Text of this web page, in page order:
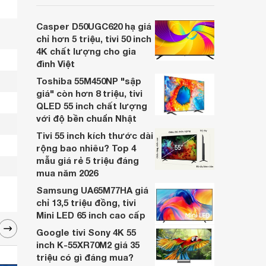
nhiều cửa hàng điện máy giảm giá sâu.
Casper D50UGC620 hạ giá
chỉ hơn 5 triệu, tivi 50 inch
4K chất lượng cho gia
đình Việt
Toshiba 55M450NP "sập
giá" còn hơn 8 triệu, tivi
QLED 55 inch chất lượng
với độ bền chuẩn Nhật
Tivi 55 inch kích thước dài
rộng bao nhiêu? Top 4
mẫu giá rẻ 5 triệu đáng
mua năm 2026
Samsung UA65M77HA giá
chỉ 13,5 triệu đồng, tivi
Mini LED 65 inch cao cấp
Google tivi Sony 4K 55
inch K-55XR70M2 giá 35
triệu có gì đáng mua?